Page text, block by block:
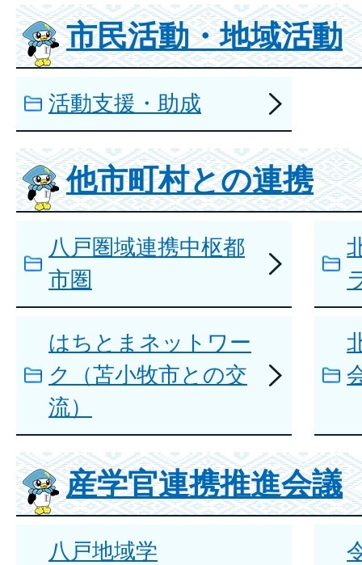
市民活動・地域活動
活動支援・助成
他市町村との連携
八戸圏域連携中枢都
市圏
はちとまネットワー
ク（苫小牧市との交
流）
産学官連携推進会議
八戸地域学